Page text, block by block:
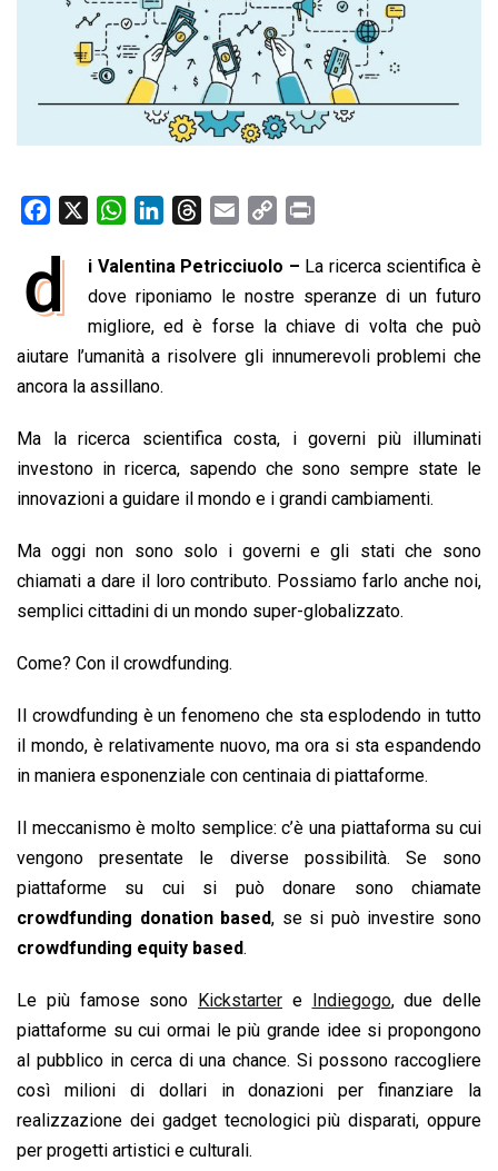
e
o
o
W
a
t
s
A
p
n
k
e
d
r
e
a
d
a
l
p
y
L
i
i
n
t
d i Valentina Petricciuolo – La ricerca scientifica è
dove riponiamo le nostre speranze di un futuro
migliore, ed è forse la chiave di volta che può
aiutare l’umanità a risolvere gli innumerevoli problemi che
ancora la assillano.
Ma la ricerca scientifica costa, i governi più illuminati
investono in ricerca, sapendo che sono sempre state le
innovazioni a guidare il mondo e i grandi cambiamenti.
Ma oggi non sono solo i governi e gli stati che sono
chiamati a dare il loro contributo. Possiamo farlo anche noi,
semplici cittadini di un mondo super-globalizzato.
Come? Con il crowdfunding.
Il crowdfunding è un fenomeno che sta esplodendo in tutto
il mondo, è relativamente nuovo, ma ora si sta espandendo
in maniera esponenziale con centinaia di piattaforme.
Il meccanismo è molto semplice: c’è una piattaforma su cui
vengono presentate le diverse possibilità. Se sono
piattaforme su cui si può donare sono chiamate
crowdfunding donation based, se si può investire sono
crowdfunding equity based.
Le più famose sono Kickstarter e Indiegogo, due delle
piattaforme su cui ormai le più grande idee si propongono
al pubblico in cerca di una chance. Si possono raccogliere
così milioni di dollari in donazioni per finanziare la
realizzazione dei gadget tecnologici più disparati, oppure
per progetti artistici e culturali.